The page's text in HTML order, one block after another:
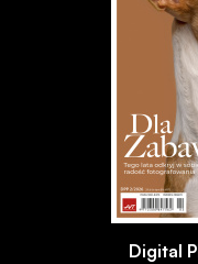
Digital